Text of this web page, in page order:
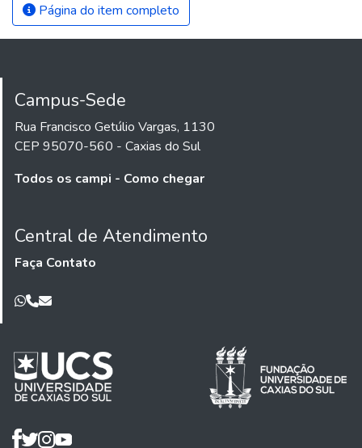
Página do item completo
Campus-Sede
Rua Francisco Getúlio Vargas, 1130
CEP 95070-560 - Caxias do Sul
Todos os campi - Como chegar
Central de Atendimento
Faça Contato